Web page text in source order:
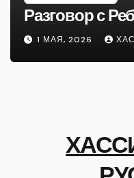
Разговор с
1 МАЯ, 2026